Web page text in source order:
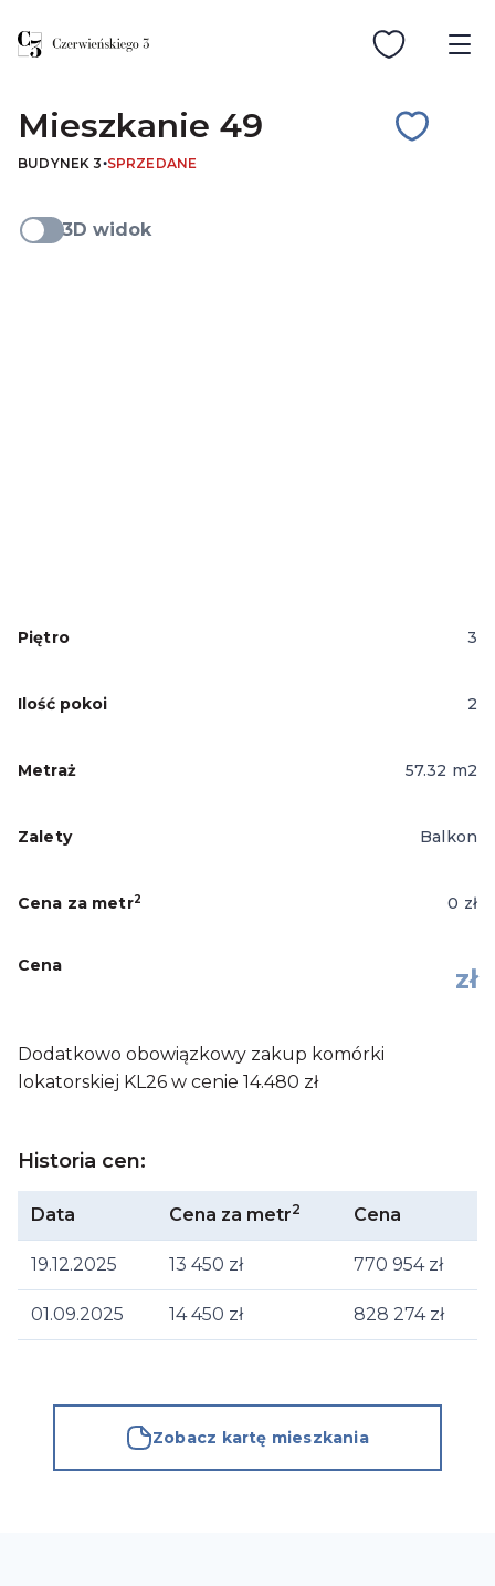
Mieszkanie 49
BUDYNEK3 SPRZEDANE
3D widok
Piętro 3
Ilość pokoi 2
Metraż 57.32 m2
Zalety Balkon
Cena za metr2 0 zł
Cena zł
Dodatkowo obowiązkowy zakup komórki
lokatorskiej KL26 w cenie 14.480 zł
Historia cen:
Data Cena za metr2 Cena
19.12.2025 13 450 zł 770 954 zł
01.09.2025 14 450 zł 828 274 zł
Zobacz kartę mieszkania